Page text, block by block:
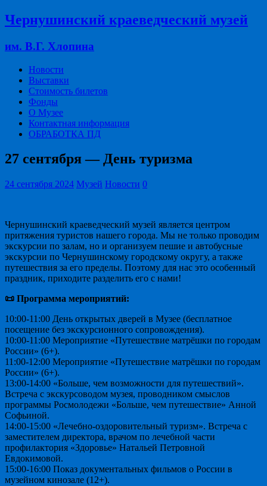
Чернушинский краеведческий музей
им. В.Г. Хлопина
Новости
Выставки
Стоимость билетов
Фонды
О Музее
Контактная информация
ОБРАБОТКА ПД
27 сентября — День туризма
24 сентября 2024 Музей Новости 0
Чернушинский краеведческий музей является центром
притяжения туристов нашего города. Мы не только проводим
экскурсии по залам, но и организуем пешие и автобусные
экскурсии по Чернушинскому городскому округу, а также
путешествия за его пределы. Поэтому для нас это особенный
праздник, приходите разделить его с нами!
📜 Программа мероприятий:
10:00-11:00 День открытых дверей в Музее (бесплатное
посещение без экскурсионного сопровождения).
10:00-11:00 Мероприятие «Путешествие матрёшки по городам
России» (6+).
11:00-12:00 Мероприятие «Путешествие матрёшки по городам
России» (6+).
13:00-14:00 «Больше, чем возможности для путешествий».
Встреча с экскурсоводом музея, проводником смыслов
программы Росмолодежи «Больше, чем путешествие» Анной
Софьиной.
14:00-15:00 «Лечебно-оздоровительный туризм». Встреча с
заместителем директора, врачом по лечебной части
профилактория «Здоровье» Натальей Петровной
Евдокимовой.
15:00-16:00 Показ документальных фильмов о России в
музейном кинозале (12+).